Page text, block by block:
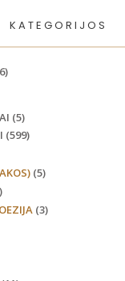
KATEGORIJOS
(5)
(599)
(5)
(3)